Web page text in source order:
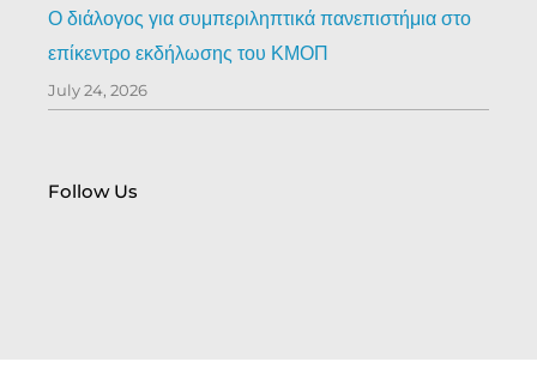
Ο διάλογος για συμπεριληπτικά πανεπιστήμια στο
επίκεντρο εκδήλωσης του ΚΜΟΠ
July 24, 2026
Follow Us